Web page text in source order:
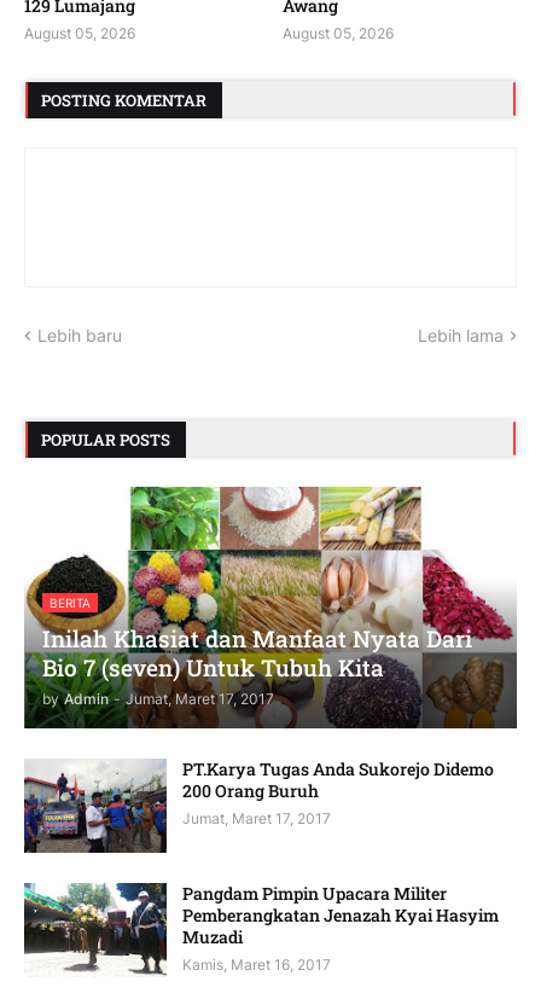
129 Lumajang
August 05, 2026
Awang
August 05, 2026
POSTING KOMENTAR
Lebih baru Lebih lama
POPULAR POSTS
BERITA
Inilah Khasiat dan Manfaat Nyata Dari
Bio 7 (seven) Untuk Tubuh Kita
by Admin - Jumat, Maret 17, 2017
PT.Karya Tugas Anda Sukorejo Didemo
200 Orang Buruh
Jumat, Maret 17, 2017
Pangdam Pimpin Upacara Militer
Pemberangkatan Jenazah Kyai Hasyim
Muzadi
Kamis, Maret 16, 2017